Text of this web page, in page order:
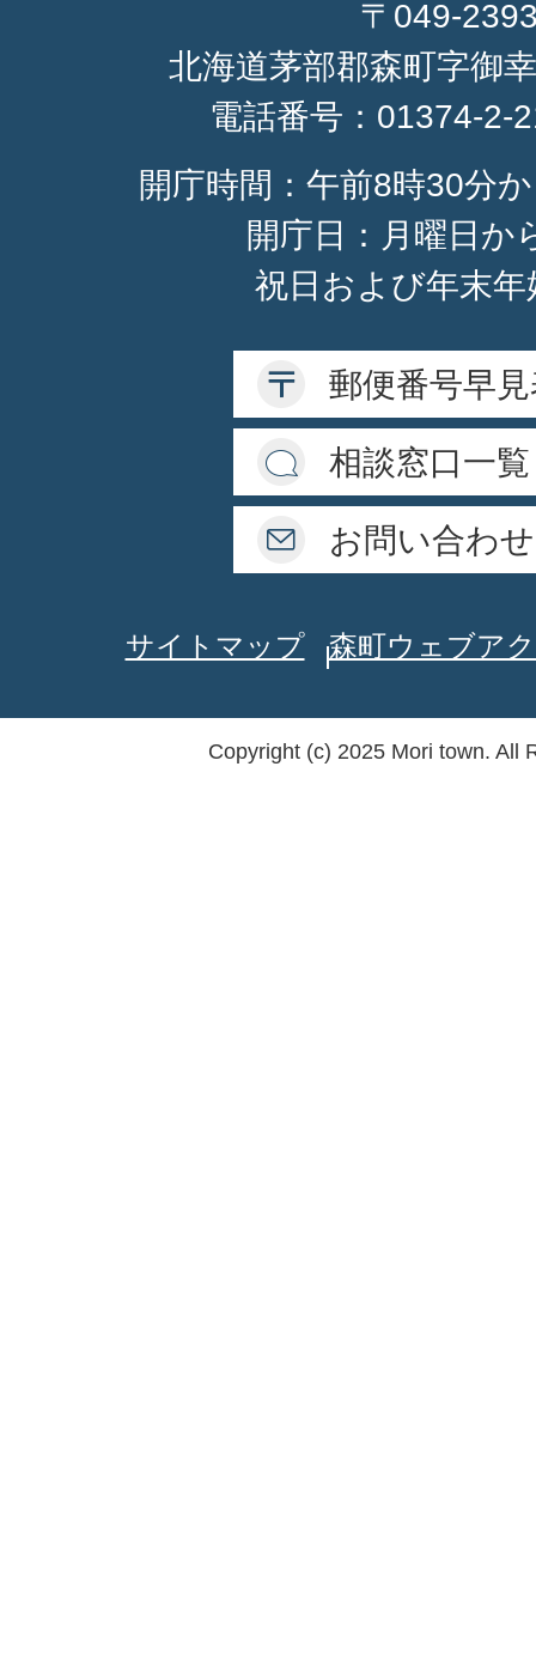
〒049-
北海道茅部郡森町字御
電話番号： 01374-2-
開庁時間：午前8時30分
開庁日：月曜日か
祝日および年末
郵便番号早
相談窓口一覧
お問い合わせ
サイトマップ 森町ウェブア
Copyright (c) 2025 Mori town. All